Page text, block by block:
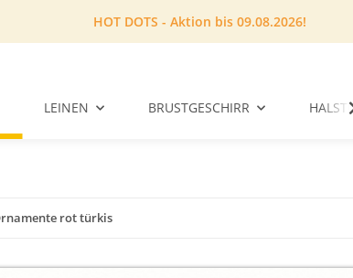
HOT DOTS - Aktion bis 09.08.2026!
LEINEN BRUSTGESCHIRR
rot türkis